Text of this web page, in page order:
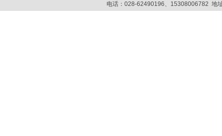
电话：028-62490196、15308006782 地